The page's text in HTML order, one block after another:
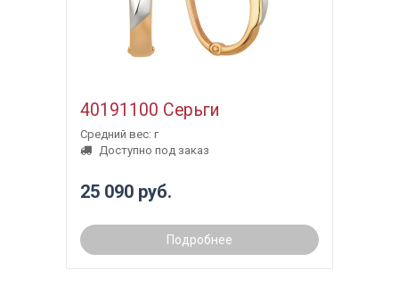
40191100 Серьги
Средний вес: г
Доступно под заказ
25 090 руб.
Подробнее